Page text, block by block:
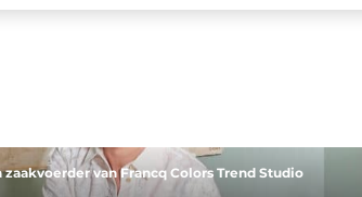
van Francq Colors Trend Studio